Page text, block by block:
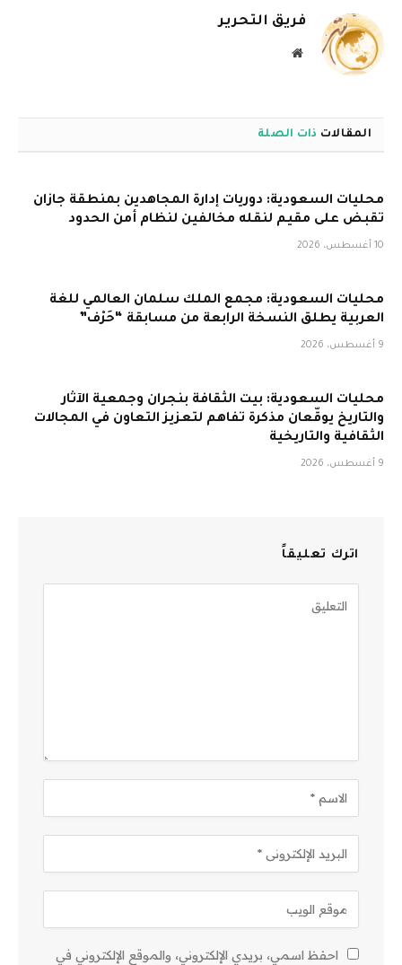
فريق التحرير
موقع
المقالات ذات الصلة
محليات السعودية: دوريات إدارة المجاهدين بمنطقة جازان
تقبض على مقيم لنقله مخالفين لنظام أمن الحدود
10 أغسطس، 2026
محليات السعودية: مجمع الملك سلمان العالمي للغة
العربية يطلق النسخة الرابعة من مسابقة “حَرْف”
9 أغسطس، 2026
محليات السعودية: بيت الثقافة بنجران وجمعية الآثار
والتاريخ يوقّعان مذكرة تفاهم لتعزيز التعاون في المجالات
الثقافية والتاريخية
9 أغسطس، 2026
اترك تعليقاً
احفظ اسمي، بريدي الإلكتروني، والموقع الإلكتروني في